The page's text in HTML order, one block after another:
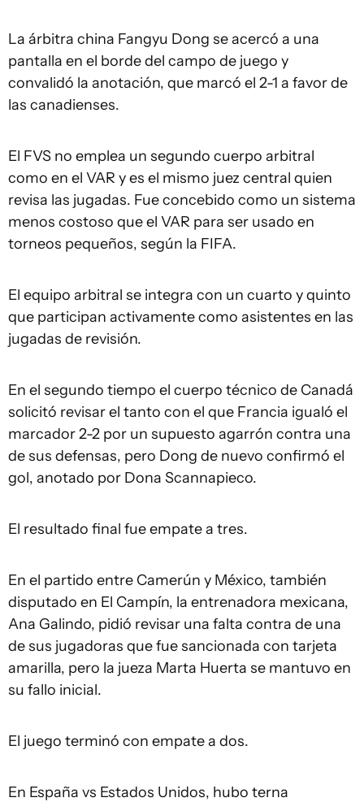
La árbitra china Fangyu Dong se acercó a una
pantalla en el borde del campo de juego y
convalidó la anotación, que marcó el 2-1 a favor de
las canadienses.
El FVS no emplea un segundo cuerpo arbitral
como en el VAR y es el mismo juez central quien
revisa las jugadas. Fue concebido como un sistema
menos costoso que el VAR para ser usado en
torneos pequeños, según la FIFA.
El equipo arbitral se integra con un cuarto y quinto
que participan activamente como asistentes en las
jugadas de revisión.
En el segundo tiempo el cuerpo técnico de Canadá
solicitó revisar el tanto con el que Francia igualó el
marcador 2-2 por un supuesto agarrón contra una
de sus defensas, pero Dong de nuevo confirmó el
gol, anotado por Dona Scannapieco.
El resultado final fue empate a tres.
En el partido entre Camerún y México, también
disputado en El Campín, la entrenadora mexicana,
Ana Galindo, pidió revisar una falta contra de una
de sus jugadoras que fue sancionada con tarjeta
amarilla, pero la jueza Marta Huerta se mantuvo en
su fallo inicial.
El juego terminó con empate a dos.
En España vs Estados Unidos, hubo terna